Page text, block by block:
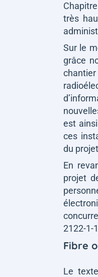
très
Sur le
grâce
est
ces
du
En
projet
2122-1-
Fibre
Le